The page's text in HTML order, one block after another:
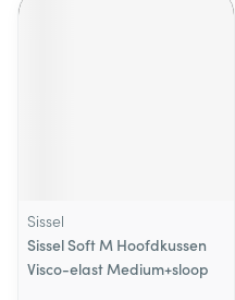
Sissel
Sissel Soft M Hoofdkussen
Visco-elast Medium+sloop